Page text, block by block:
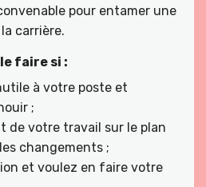
pour entamer une
carrière.
faire si :
à votre poste et
;
de votre travail sur le plan
changements ;
et voulez en faire votre